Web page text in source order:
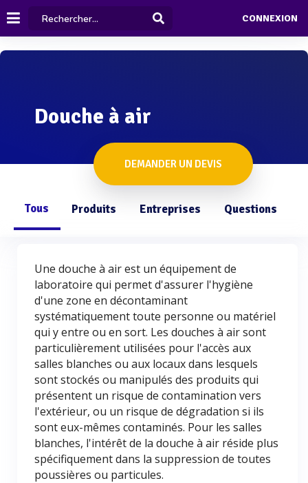
CONNEXION
Douche à air
DEMANDER UN DEVIS
Tous Produits Entreprises Questions
Une douche à air est un équipement de
laboratoire qui permet d'assurer l'hygiène
d'une zone en décontaminant
systématiquement toute personne ou matériel
qui y entre ou en sort. Les douches à air sont
particulièrement utilisées pour l'accès aux
salles blanches ou aux locaux dans lesquels
sont stockés ou manipulés des produits qui
présentent un risque de contamination vers
l'extérieur, ou un risque de dégradation si ils
sont eux-mêmes contaminés. Pour les salles
blanches, l'intérêt de la douche à air réside plus
spécifiquement dans la suppression de toutes
poussières ou particules.